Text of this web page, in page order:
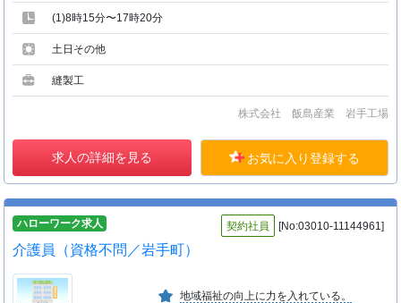
(1)8時15分〜17時20分
土日その他
縫製工
株式会社 飯島産業 岩手工場
求人の詳細を見る お気に入り登録する
ハローワーク求人 契約社員 [No:03010-11144961]
介護員（資格不問／岩手町）
地域福祉の向上に力を入れている。